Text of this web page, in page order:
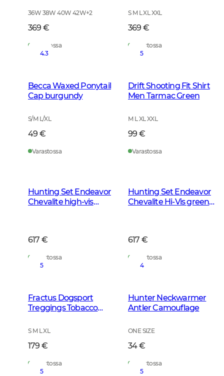
36W 38W 40W 42W+2
369 €
Varastossa
S M L XL XXL
369 €
Varastossa
4.3
Becca Waxed Ponytail
Cap burgundy
S/M L/XL
49 €
Varastossa
5
Drift Shooting Fit Shirt
Men Tarmac Green
M L XL XXL
99 €
Varastossa
Hunting Set Endeavor
Chevalite high-vis
617 €
Varastossa
Hunting Set Endeavor
Chevalite Hi-Vis green
617 €
Varastossa
5
Fractus Dogsport
Treggings Tobacco
S M L XL
179 €
Varastossa
4
Hunter Neckwarmer
Antler Camouflage
ONE SIZE
34 €
Varastossa
5 5